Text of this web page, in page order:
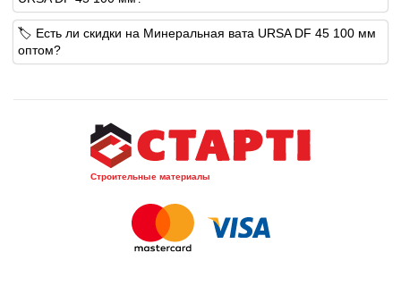
🏷️ Есть ли скидки на Минеральная вата URSA DF 45 100 мм
оптом?
Строительные материалы